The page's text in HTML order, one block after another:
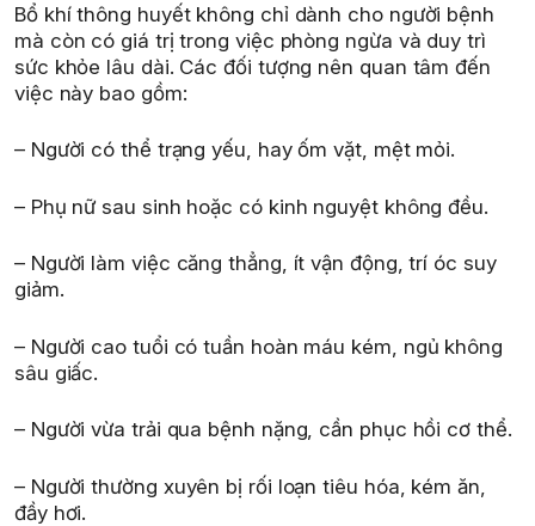
Bổ khí thông huyết không chỉ dành cho người bệnh
mà còn có giá trị trong việc phòng ngừa và duy trì
sức khỏe lâu dài. Các đối tượng nên quan tâm đến
việc này bao gồm:
– Người có thể trạng yếu, hay ốm vặt, mệt mỏi.
– Phụ nữ sau sinh hoặc có kinh nguyệt không đều.
– Người làm việc căng thẳng, ít vận động, trí óc suy
giảm.
– Người cao tuổi có tuần hoàn máu kém, ngủ không
sâu giấc.
– Người vừa trải qua bệnh nặng, cần phục hồi cơ thể.
– Người thường xuyên bị rối loạn tiêu hóa, kém ăn,
đầy hơi.